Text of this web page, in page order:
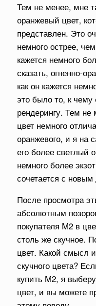
Тем не менее, мне
оранжевый цвет,
представлен. Это
немного острее,
кажется немного
сказать, огненно-
как он кажется
это было то, к
рендерингу. Тем
цвет немного
оранжевого, и я на
его более светлый
немного более
сочетается с
После просмотра
абсолютным
покупателя M2 в
столь же скучное.
цвет. Какой смысл
скучного цвета?
купить M2, я
цвет, и вы можете